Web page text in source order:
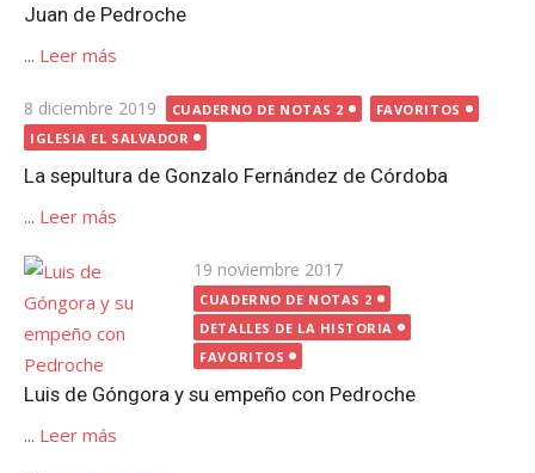
Juan de Pedroche
... Leer más
Publicada
el
8 diciembre 2019 CUADERNO DE NOTAS 2
FAVORITOS
IGLESIA EL SALVADOR
La sepultura de Gonzalo Fernández de Córdoba
... Leer más
Publicada
el
19 noviembre 2017
CUADERNO DE NOTAS 2
DETALLES DE LA HISTORIA
FAVORITOS
Luis de Góngora y su empeño con Pedroche
... Leer más